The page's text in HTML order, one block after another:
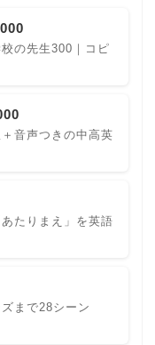
の先生300｜コピ
音声つきの中高英
たりまえ」を英語
まで28シーン